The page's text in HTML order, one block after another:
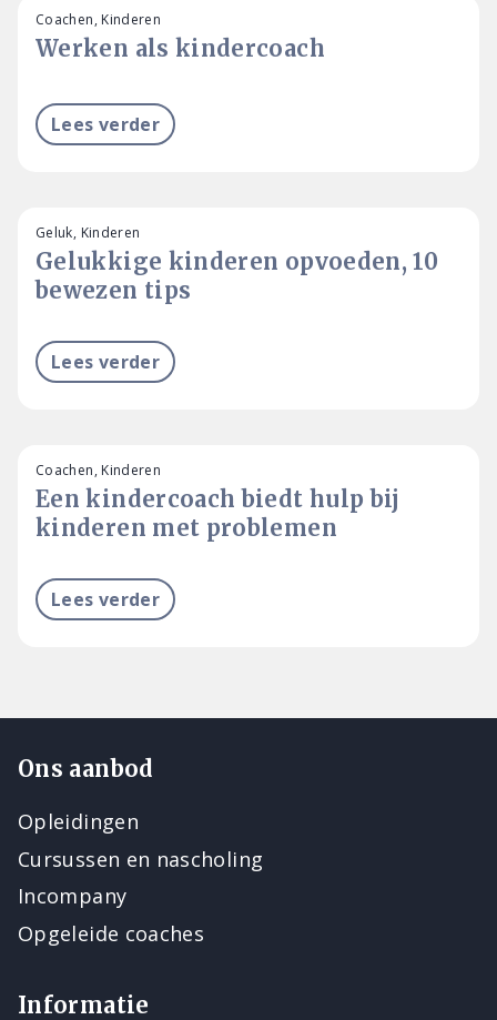
Werken als kindercoach
Coachen, Kinderen
Lees verder
Gelukkige kinderen opvoeden, 10
bewezen tips
Geluk, Kinderen
Lees verder
Een kindercoach biedt hulp bij
kinderen met problemen
Coachen, Kinderen
Lees verder
Ons aanbod
Opleidingen
Cursussen en nascholing
Incompany
Opgeleide coaches
Informatie